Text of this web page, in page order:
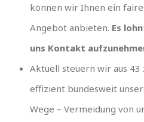
können wir Ihnen ein
Angebot anbieten. Es
uns Kontakt
Aktuell steuern wir aus
effizient bundesweit
Wege – Vermeidung von